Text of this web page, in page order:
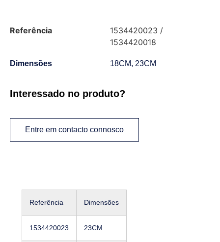
Referência
1534420023 /
1534420018
Dimensões 18CM, 23CM
Interessado no produto?
Entre em contacto connosco
Referência Dimensões
1534420023 23CM